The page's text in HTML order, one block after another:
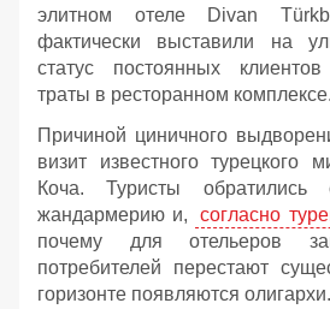
элитном отеле Divan
фактически выставили на
статус постоянных
траты в ресторанном комплексе.
Причиной циничного
визит известного турецкого
Коча. Туристы
жандармерию и,
согласно
почему для отельеров
потребителей перестают
горизонте появляются олигархи.